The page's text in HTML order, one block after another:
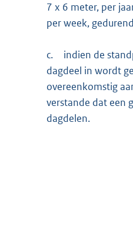
7 x 6 meter, per
per week,
c.
indien de
dagdeel in wordt
overeenkomstig
verstande dat een
dagdelen.